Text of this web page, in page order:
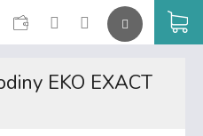
CZK
EKO EXACT